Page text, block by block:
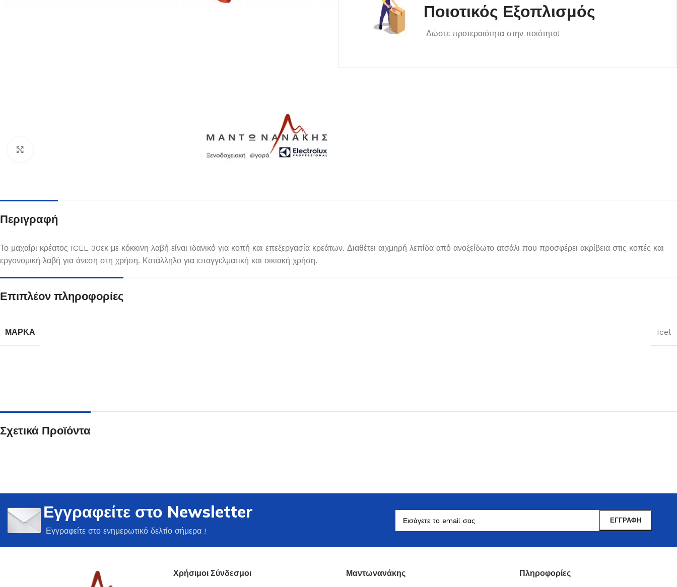
Πιάτα
Ποτήρια
Επιτραπέζια Είδη
Ποιοτικός Εξοπλισμός
Δώστε προτεραιότητα στην ποιότητα!
Περιγραφή
Το μαχαίρι κρέατος ICEL 30εκ με κόκκινη λαβή είναι ιδανικό για κοπή και επεξεργασία κρεάτων. Διαθέτει αιχμηρή λεπίδα από ανοξείδωτο ατσάλι που προσφέρει ακρίβεια στις κοπές και
εργονομική λαβή για άνεση στη χρήση. Κατάλληλο για επαγγελματική και οικιακή χρήση.
Επιπλέον πληροφορίες
ΜΆΡΚΑ Icel
Σχετικά Προϊόντα
Εγγραφείτε στο Newsletter
Εγγραφείτε στο ενημερωτικό δελτίο σήμερα !
Χρήσιμοι Σύνδεσμοι Μαντωνανάκης Πληροφορίες